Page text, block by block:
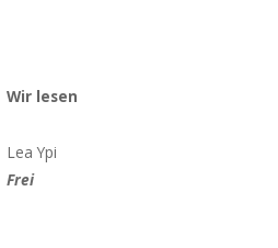
Wir lesen
Lea Ypi
Frei